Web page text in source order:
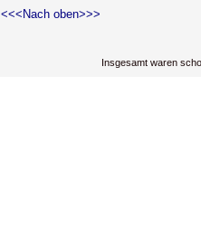
<<<Nach oben>>>
Insgesamt waren